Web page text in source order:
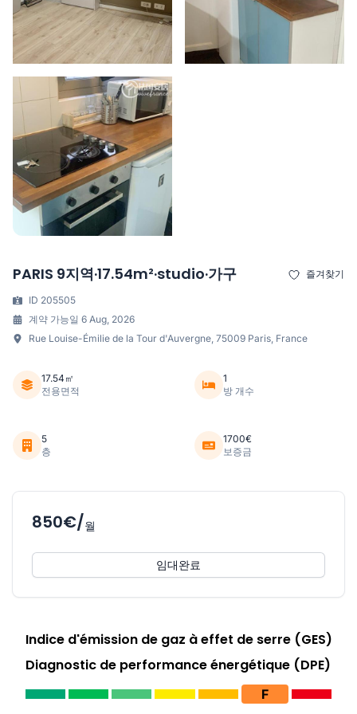
PARIS 9지역·17.54m²·studio·가구 즐겨찾기
ID 205505
계약 가능일 6 Aug, 2026
Rue Louise-Émilie de la Tour d'Auvergne, 75009 Paris, France
17.54㎡
전용면적
1
방 개수
5
층
1700€
보증금
850€/월
임대완료
Indice d'émission de gaz à effet de serre (GES)
Diagnostic de performance énergétique (DPE)
F